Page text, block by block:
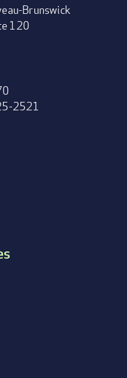
Brunswick
120
2521